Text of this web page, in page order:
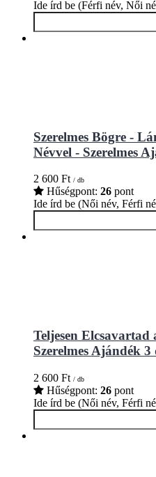
Ide írd be (Férfi név, Női
Szerelmes Bögre -
Névvel - Szerelmes
2 600 Ft / db
Hűségpont: 26 pont
Ide írd be (Női név, Férfi
Teljesen Elcsavartad
Szerelmes Ajándék 3
2 600 Ft / db
Hűségpont: 26 pont
Ide írd be (Női név, Férfi